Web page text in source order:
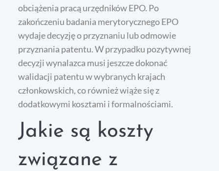
obciążenia pracą urzędników EPO. Po
zakończeniu badania merytorycznego EPO
wydaje decyzję o przyznaniu lub odmowie
przyznania patentu. W przypadku pozytywnej
decyzji wynalazca musi jeszcze dokonać
walidacji patentu w wybranych krajach
członkowskich, co również wiąże się z
dodatkowymi kosztami i formalnościami.
Jakie są koszty
związane z